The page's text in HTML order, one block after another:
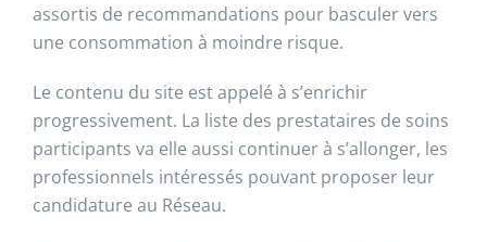
assortis de recommandations pour basculer vers
une consommation à moindre risque.
Le contenu du site est appelé à s’enrichir
progressivement. La liste des prestataires de soins
participants va elle aussi continuer à s’allonger, les
professionnels intéressés pouvant proposer leur
candidature au Réseau.